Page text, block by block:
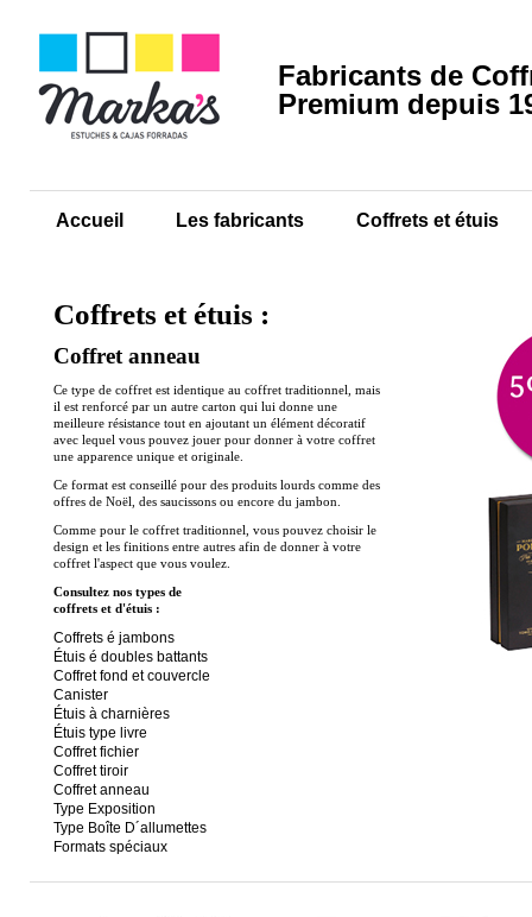
Fabricants de
Premium depuis
Accueil Les fabricants Coffrets et étuis
Coffrets et étuis :
Coffret anneau
Ce type de coffret est identique au coffret traditionnel, mais
il est renforcé par un autre carton qui lui donne une
meilleure résistance tout en ajoutant un élément décoratif
avec lequel vous pouvez jouer pour donner à votre coffret
une apparence unique et originale.
Ce format est conseillé pour des produits lourds comme des
offres de Noël, des saucissons ou encore du jambon.
Comme pour le coffret traditionnel, vous pouvez choisir le
design et les finitions entre autres afin de donner à votre
coffret l'aspect que vous voulez.
Consultez nos types de
coffrets et d'étuis :
Coffrets é jambons
Étuis é doubles battants
Coffret fond et couvercle
Canister
Étuis à charnières
Étuis type livre
Coffret fichier
Coffret tiroir
Coffret anneau
Type Exposition
Type Boîte D´allumettes
Formats spéciaux